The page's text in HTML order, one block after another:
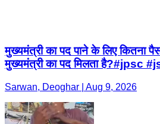
मुख्यमंत्री का पद पाने के लिए कितना
मुख्यमंत्री का पद मिलता है?#jpsc
Sarwan, Deoghar | Aug 9, 2026